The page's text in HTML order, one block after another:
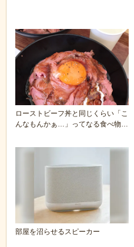
ローストビーフ丼と同じくらい「こ
んなもんかぁ…」ってなる食べ物ｗ
部屋を沼らせるスピーカー